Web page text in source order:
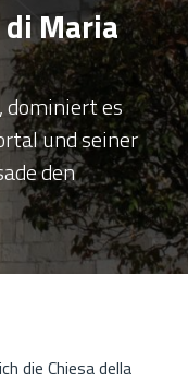
Maria
dominiert es
und seiner
den
die Chiesa della